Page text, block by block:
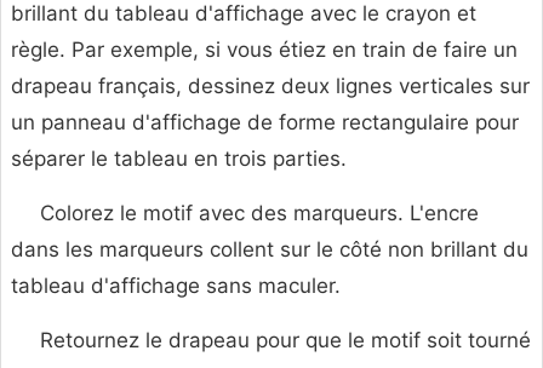
brillant du tableau d'affichage avec le crayon et
règle. Par exemple, si vous étiez en train de faire un
drapeau français, dessinez deux lignes verticales sur
un panneau d'affichage de forme rectangulaire pour
séparer le tableau en trois parties.
Colorez le motif avec des marqueurs. L'encre
dans les marqueurs collent sur le côté non brillant du
tableau d'affichage sans maculer.
Retournez le drapeau pour que le motif soit tourné